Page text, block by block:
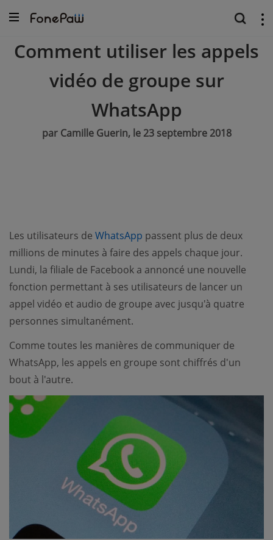
Comment utiliser les appels
vidéo de groupe sur
WhatsApp
par Camille Guerin, le 23 septembre 2018
Les utilisateurs de WhatsApp (opens new window)
passent plus de deux
millions de minutes à faire des appels chaque jour.
Lundi, la filiale de Facebook a annoncé une nouvelle
fonction permettant à ses utilisateurs de lancer un
appel vidéo et audio de groupe avec jusqu'à quatre
personnes simultanément.
Comme toutes les manières de communiquer de
WhatsApp, les appels en groupe sont chiffrés d'un
bout à l'autre.